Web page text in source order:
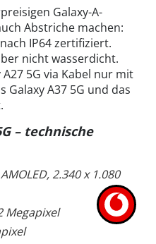
Galaxy-A-
Abstriche machen:
IP64 zertifiziert.
nicht wasserdicht.
5G via Kabel nur mit
Galaxy A37 5G und das
– technische
2.340 x 1.080
Megapixel